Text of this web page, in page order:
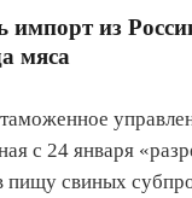
импорт из
мяса
с 24 января
пищу свиных